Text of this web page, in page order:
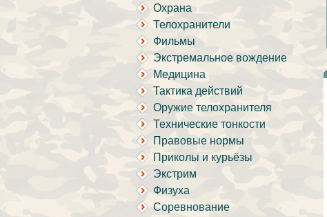
Охрана
Телохранители
Фильмы
Экстремальное вождение
Медицина
Тактика действий
Оружие телохранителя
Технические тонкости
Правовые нормы
Приколы и курьёзы
Экстрим
Физуха
Соревнование